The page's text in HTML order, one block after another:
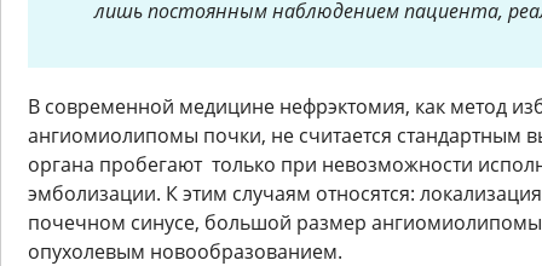
лишь постоянным наблюдением пациента,
В современной медицине нефрэктомия, как метод
ангиомиолипомы почки, не считается стандартным
органа пробегают только при невозможности
эмболизации. К этим случаям относятся:
почечном синусе, большой размер
опухолевым новообразованием.